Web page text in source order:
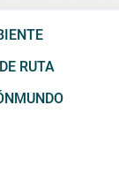
RUTA
MUNDO